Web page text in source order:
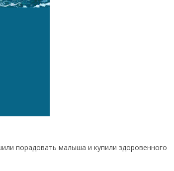
порадовать малыша и купили здоровенного